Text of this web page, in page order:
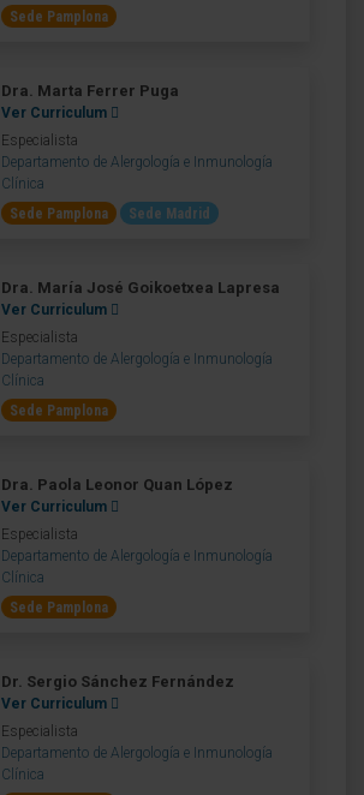
Sede Pamplona
Dra. Marta Ferrer Puga
Ver Curriculum
Especialista
Departamento de Alergología e Inmunología
Clínica
Sede Pamplona
Sede Madrid
Dra. María José Goikoetxea Lapresa
Ver Curriculum
Especialista
Departamento de Alergología e Inmunología
Clínica
Sede Pamplona
Dra. Paola Leonor Quan López
Ver Curriculum
Especialista
Departamento de Alergología e Inmunología
Clínica
Sede Pamplona
Dr. Sergio Sánchez Fernández
Ver Curriculum
Especialista
Departamento de Alergología e Inmunología
Clínica